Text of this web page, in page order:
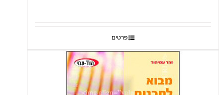
פרטים